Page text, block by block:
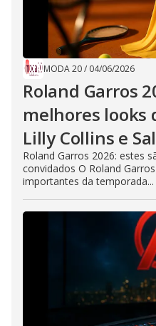
MODA 20/ 04/06/2026
Roland Garros
melhores looks
Lilly Collins e
Roland Garros 2026: estes
convidados O Roland
importantes da temporada...